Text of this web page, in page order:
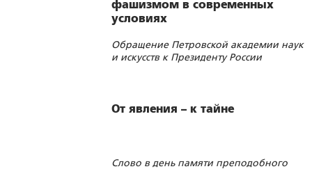
фашизмом в современных
условиях
Обращение Петровской академии наук
и искусств к Президенту России
От явления – к тайне
Слово в день памяти преподобного